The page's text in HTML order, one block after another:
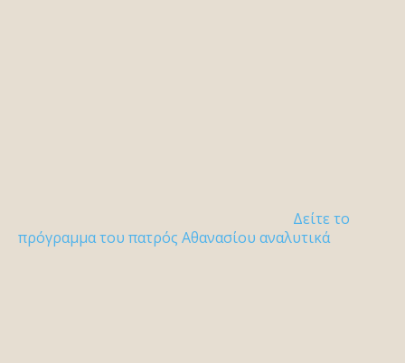
Δείτε το
πρόγραμμα του πατρός Αθανασίου αναλυτικά